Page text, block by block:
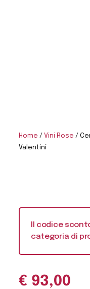
Home / Vini Rose /
Valentini
Il codice
categoria di
€ 93,00